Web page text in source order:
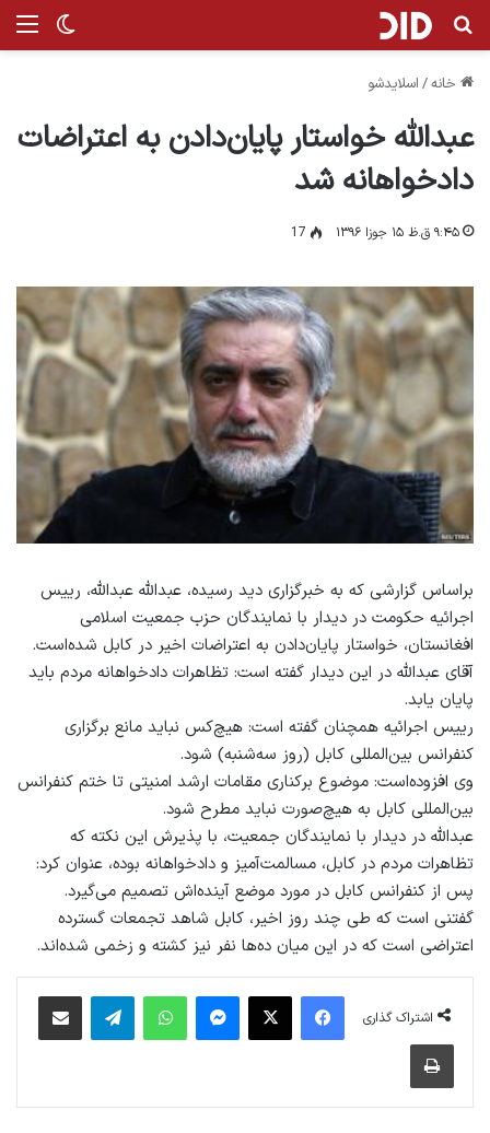
تغییر جستجو برای
خانه/ اسلایدشو
عبدالله خواستار پایان‌دادن به اعتراضات
دادخواهانه شد
۹:۴۵ ق.ظ ۱۵ جوزا ۱۳۹۶ 17
براساس گزارشی که به خبرگزاری دید رسیده، عبدالله عبدالله، رییس
اجرائیه حکومت در دیدار با نمایندگان حزب جمعیت اسلامی
افغانستان، خواستار پایان‌دادن به اعتراضات اخیر در کابل شده‌است.
آقای عبدالله در این دیدار گفته است: تظاهرات دادخواهانه مردم باید
پایان یابد.
رییس اجرائیه همچنان گفته است: هیچ‌کس نباید مانع برگزاری
کنفرانس بین‌المللی کابل (روز سه‌شنبه) شود.
وی افزوده‌است: موضوع برکناری مقامات ارشد امنیتی تا ختم کنفرانس
بین‌المللی کابل به هیچ‌صورت نباید مطرح شود.
عبدالله در دیدار با نمایندگان جمعیت، با پذیرش این نکته که
تظاهرات مردم در کابل، مسالمت‌آمیز و دادخواهانه بوده، عنوان کرد:
پس از کنفرانس کابل در مورد موضع آینده‌اش تصمیم می‌گیرد.
گفتنی است که طی چند روز اخیر، کابل شاهد تجمعات گسترده
اعتراضی است که در این میان ده‌ها نفر نیز کشته و زخمی شده‌اند.
اشتراک گذاری
فیس بوک پیام رسان واتس آپ